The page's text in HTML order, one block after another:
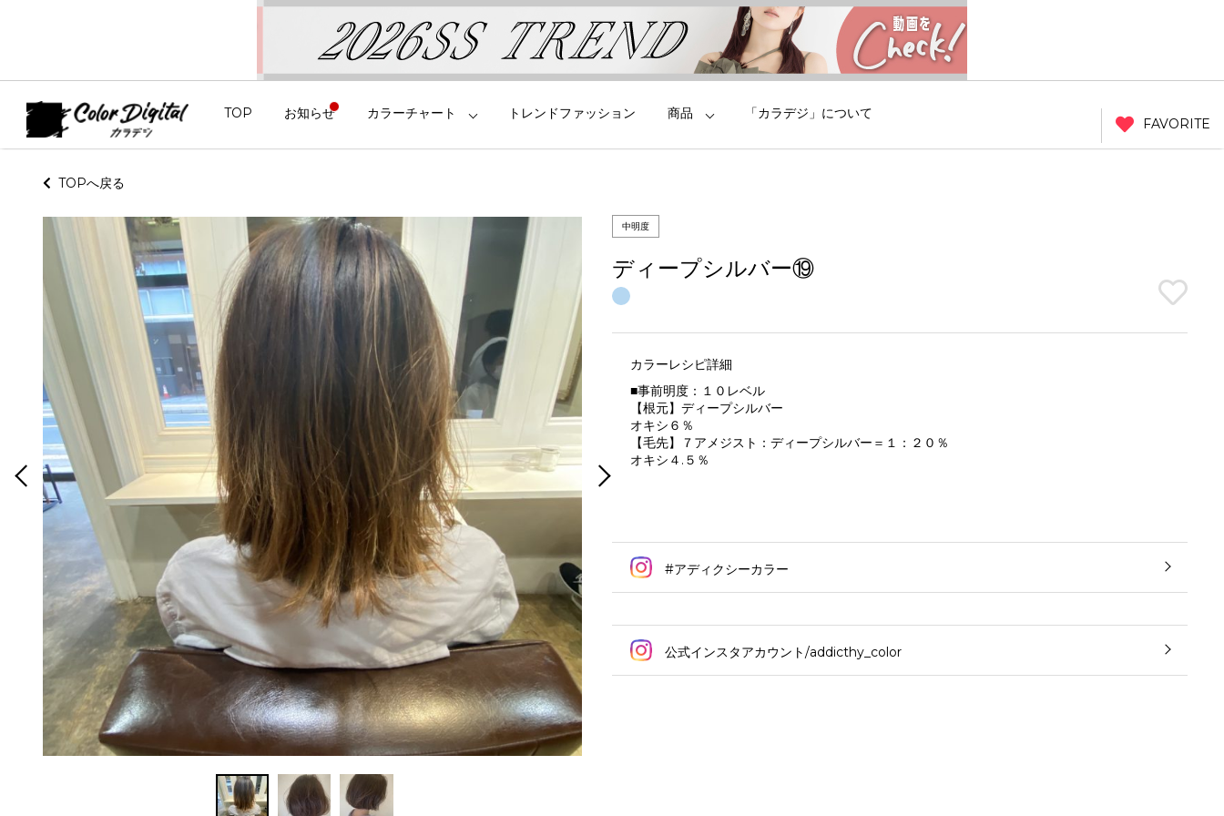
TOP お知らせ カラーチャート トレンドファッション 商品 「カラデジ」について
FAVORITE
TOPへ戻る
中明度
ディープシルバー⑲
カラーレシピ詳細
■事前明度：１０レベル
【根元】ディープシルバー
オキシ６％
【毛先】７アメジスト：ディープシルバー＝１：２０％
オキシ４.５％
#アディクシーカラー
公式インスタアカウント/addicthy_color